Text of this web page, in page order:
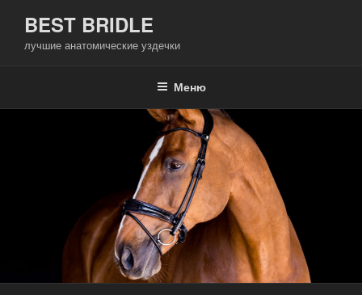
содержимому
BEST BRIDLE
лучшие анатомические уздечки
Меню